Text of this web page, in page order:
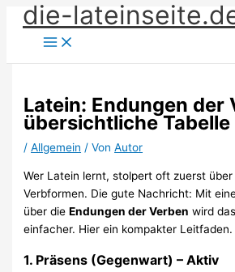
Zum
Inhalt
springen
die-
Latein: Endungen der
übersichtliche Tabelle
/Allgemein / VonAutor
Wer Latein lernt, stolpert oft zuerst über
Verbformen. Die gute Nachricht: Mit
über dieEndungen der Verben wird
einfacher. Hier ein kompakter Leitfaden.
1. Präsens (Gegenwart) – Aktiv